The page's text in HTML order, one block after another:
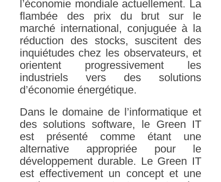
l’économie mondiale actuellement. La
flambée des prix du brut sur le
marché international, conjuguée à la
réduction des stocks, suscitent des
inquiétudes chez les observateurs, et
orientent progressivement les
industriels vers des solutions
d’économie énergétique.
Dans le domaine de l’informatique et
des solutions software, le Green IT
est présenté comme étant une
alternative appropriée pour le
développement durable. Le Green IT
est effectivement un concept et une